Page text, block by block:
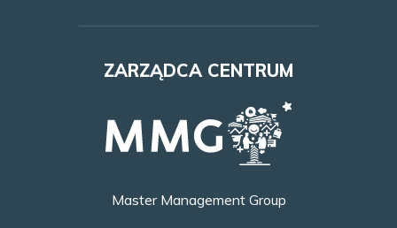
Lookbook
Najem
Godziny otwarcia
Kontakt
ZARZĄDCA CENTRUM
Master Management Group